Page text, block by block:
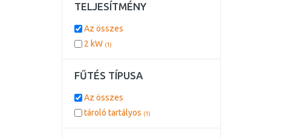
TELJESÍTMÉNY
Az összes
2 kW (1)
FŰTÉS TÍPUSA
Az összes
tároló tartályos (1)